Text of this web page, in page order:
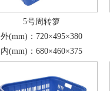
5号周转箩
外(mm)：720×495×380
内(mm)：680×460×375